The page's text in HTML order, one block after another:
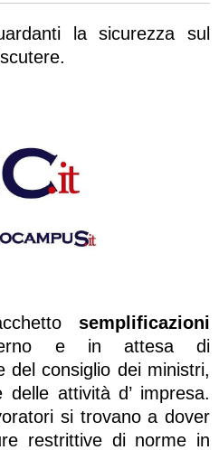
la sicurezza sul
semplificazioni
e in attesa di
del consiglio dei ministri,
delle attività d’ impresa.
si trovano a dover
restrittive di norme in